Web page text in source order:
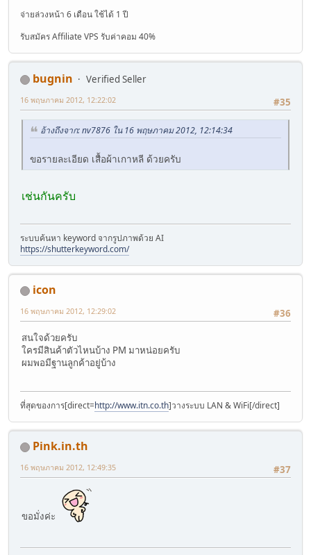
จ่ายล่วงหน้า 6 เดือน ใช้ได้ 1 ปี
รับสมัคร Affiliate VPS รับค่าคอม 40%
bugnin
Verified Seller
#35
16 พฤษภาคม 2012, 12:22:02
อ้างถึงจาก: nv7876 ใน 16 พฤษภาคม 2012, 12:14:34
ขอรายละเอียด เสื้อผ้าเกาหลี ด้วยครับ
เช่นกันครับ
ระบบค้นหา keyword จากรูปภาพด้วย AI
https://shutterkeyword.com/
icon
#36
16 พฤษภาคม 2012, 12:29:02
สนใจด้วยครับ
ใครมีสินค้าตัวไหนบ้าง PM มาหน่อยครับ
ผมพอมีฐานลูกค้าอยู่บ้าง
ที่สุดของการ[direct=http://www.itn.co.th]วางระบบ LAN & WiFi[/direct]
Pink.in.th
#37
16 พฤษภาคม 2012, 12:49:35
ขอมั่งค่ะ